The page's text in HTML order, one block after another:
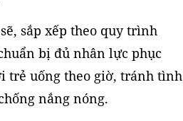
sắp xếp theo quy trình
bị đủ nhân lực phục
trẻ uống theo giờ, tránh tình
nắng nóng.